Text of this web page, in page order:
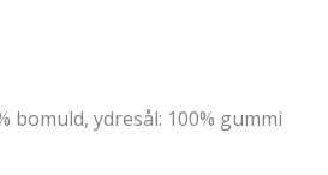
bomuld, ydresål: 100% gummi